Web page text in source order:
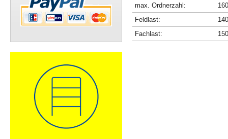
max. Ordnerzahl:
160
Feldlast:
Fachlast: